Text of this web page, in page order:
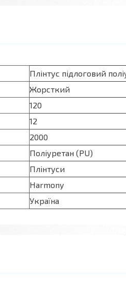
Плінтус підлоговий
Жорсткий
120
12
2000
Поліуретан (PU)
Плінтуси
Harmony
Україна